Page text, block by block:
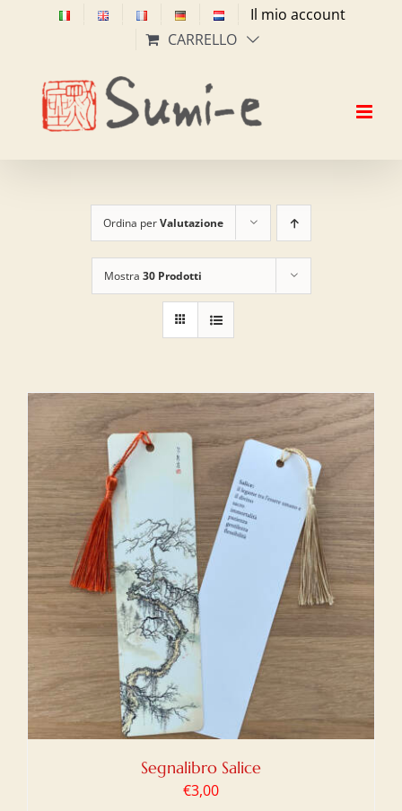
Il mio account
CARRELLO
Ordina perValutazione
Mostra 30 Prodotti
Segnalibro Salice
€3,00